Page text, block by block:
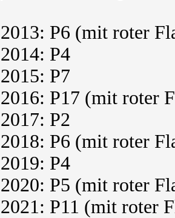
2013: P6 (mit roter
2014: P4
2015: P7
2016: P17 (mit roter
2017: P2
2018: P6 (mit roter
2019: P4
2020: P5 (mit roter
2021: P11 (mit roter